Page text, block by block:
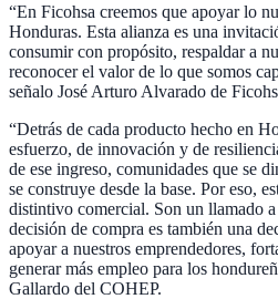
“En Ficohsa creemos que apoyar lo
Honduras. Esta alianza es una
consumir con propósito, respaldar a
reconocer el valor de lo que somos
señalo José Arturo Alvarado de
“Detrás de cada producto hecho en
esfuerzo, de innovación y de
de ese ingreso, comunidades que se
se construye desde la base. Por eso,
distintivo comercial. Son un llamado
decisión de compra es también una
apoyar a nuestros emprendedores,
generar más empleo para los
Gallardo del COHEP.